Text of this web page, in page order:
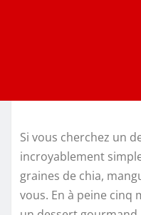
Si vous cherchez un
incroyablement
graines de chia,
vous. En à peine cinq